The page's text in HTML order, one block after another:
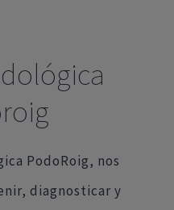
PodoRoig, nos
diagnosticar y